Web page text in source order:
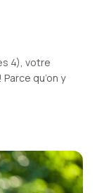
4), votre
qu’on y